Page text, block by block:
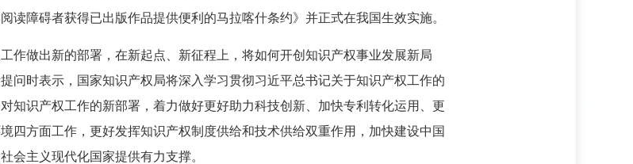
读障碍者获得已出版作品提供便利的马拉喀什条约》并正式在我国生效实施。
作做出新的部署，在新起点、新征程上，将如何开创知识产权事业发展新局
问时表示，国家知识产权局将深入学习贯彻习近平总书记关于知识产权工作的
知识产权工作的新部署，着力做好更好助力科技创新、加快专利转化运用、更
四方面工作，更好发挥知识产权制度供给和技术供给双重作用，加快建设中国
会主义现代化国家提供有力支撑。